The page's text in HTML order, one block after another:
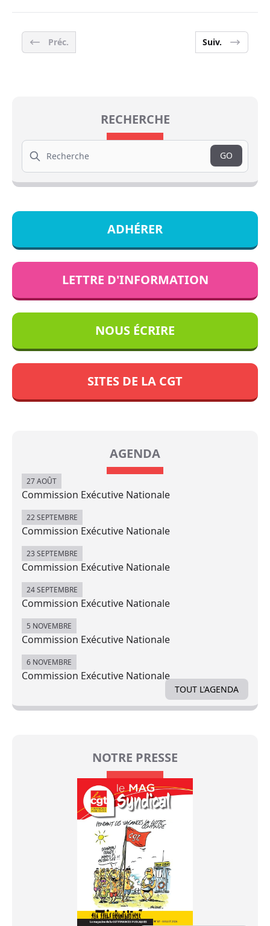
Préc. Suiv.
RECHERCHE
Search
GO
ADHÉRER
LETTRE D'INFORMATION
NOUS ÉCRIRE
SITES DE LA CGT
AGENDA
27 AOÛT
Commission Exécutive Nationale
22 SEPTEMBRE
Commission Exécutive Nationale
23 SEPTEMBRE
Commission Exécutive Nationale
24 SEPTEMBRE
Commission Exécutive Nationale
5 NOVEMBRE
Commission Exécutive Nationale
6 NOVEMBRE
Commission Exécutive Nationale
TOUT L'AGENDA
NOTRE PRESSE